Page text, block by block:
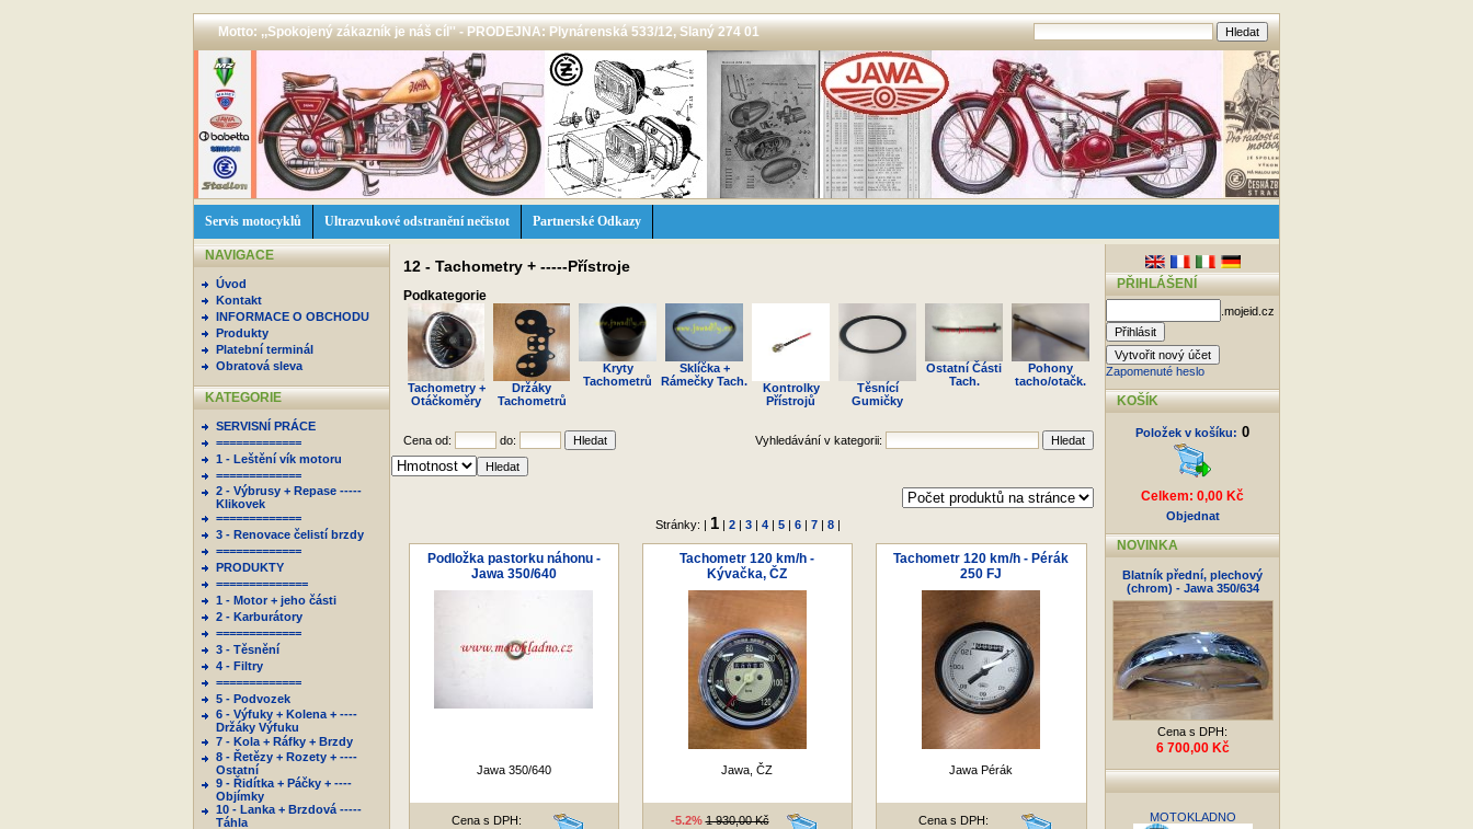
Motto: ,,Spokojený zákazník je náš cíl'' - PRODEJNA: Plynárenská 533/12, Slaný 274 01
Servis motocyklů Ultrazvukové odstranění nečistot Partnerské Odkazy
NAVIGACE
Úvod
Kontakt
INFORMACE O OBCHODU
Produkty
Platební terminál
Obratová sleva
KATEGORIE
SERVISNÍ PRÁCE
=============
1 - Leštění vík motoru
=============
2 - Výbrusy + Repase -----
Klikovek
=============
3 - Renovace čelistí brzdy
=============
PRODUKTY
==============
1 - Motor + jeho části
2 - Karburátory
=============
3 - Těsnění
4 - Filtry
=============
5 - Podvozek
6 - Výfuky + Kolena + ----
Držáky Výfuku
7 - Kola + Ráfky + Brzdy
8 - Řetězy + Rozety + ----
Ostatní
9 - Řidítka + Páčky + ----
Objímky
10 - Lanka + Brzdová -----
Táhla
12 - Tachometry + -----Přístroje
Podkategorie
Tachometry +
Otáčkoměry
Držáky
Tachometrů
Kryty
Tachometrů
Sklíčka +
Rámečky Tach.
Kontrolky
Přístrojů
Těsnící
Gumičky
Ostatní Části
Tach.
Pohony
tacho/otačk.
Cena od: do: Vyhledávání v kategorii:
Stránky: | 1| 2| 3| 4| 5| 6| 7| 8|
Podložka pastorku náhonu -
Jawa 350/640
Jawa 350/640
Cena s DPH:
Tachometr 120 km/h -
Kývačka, ČZ
Jawa, ČZ
-5.2%1 930,00 Kč
Tachometr 120 km/h - Pérák
250 FJ
Jawa Pérák
Cena s DPH:
PŘIHLÁŠENÍ
.mojeid.cz
Zapomenuté heslo
KOŠÍK
Položek v košíku: 0
Celkem: 0,00 Kč
Objednat
NOVINKA
Blatník přední, plechový
(chrom) - Jawa 350/634
Cena s DPH:
6 700,00 Kč
MOTOKLADNO